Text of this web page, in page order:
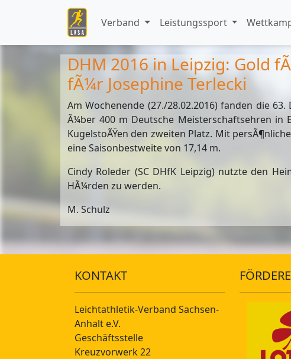
Verband Leistungssport
DHM 2016 in Leipzig: Gold
fÃ¼r Josephine Terlecki
Am Wochenende (27./28.02.2016) fanden die
Ã¼ber 400 m Deutsche Meisterschaftsehren in
KugelstoÃŸen den zweiten Platz. Mit
eine Saisonbestweite von 17,14 m.
Cindy Roleder (SC DHfK Leipzig) nutzte den
HÃ¼rden zu werden.
M. Schulz
KONTAKT
Leichtathletik-Verband Sachsen-
Anhalt e.V.
Geschäftsstelle
Kreuzvorwerk 22